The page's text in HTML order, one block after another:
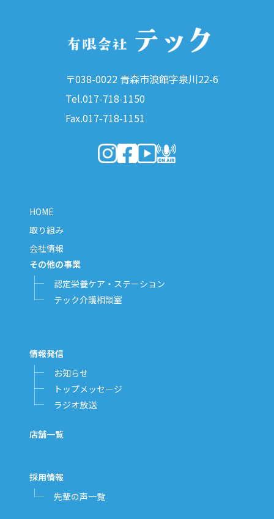
〒038-0022 青森市浪館字泉川22-6
Tel.017-718-1150
Fax.017-718-1151
（新しいウィンドウで開きます）
（新しいウィンドウで開きます）
（新しいウィンドウで開き
（新しいウィンドウで
HOME
取り組み
会社情報
その他の事業
認定栄養ケア・ステーション
テック介護相談室
情報発信
お知らせ
トップメッセージ
ラジオ放送
店舗一覧
採用情報
先輩の声一覧